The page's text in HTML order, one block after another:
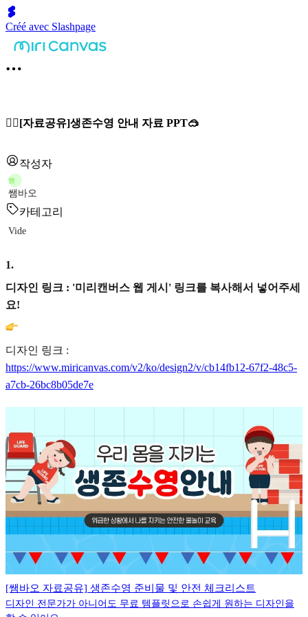
Créé avec Slashpage
🏊‍♂️[자료공유]생존수영 안내 자료 PPT🥽
작성자
쌤
쌤바오
카테고리
Vide
1.
디자인 링크 : '미리캔버스 웹 게시' 링크를 복사해서 넣어주세
요!
디자인 링크 :
https://www.miricanvas.com/v2/ko/design2/v/cb14fb12-67f2-48c5-
a7cb-26bc8b05de7e
[쌤바오 자료공유] 생존수영 준비물 및 안전 체크리스트
디자인 전문가가 아니어도 무료 템플릿으로 손쉽게 원하는 디자인을